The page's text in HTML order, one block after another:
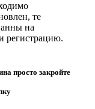
те
на
регистрацию.
просто закройте